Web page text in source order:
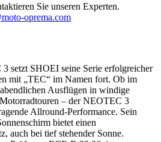
Sie unseren Experten.
oprema.com
setzt SHOEI seine Serie erfolgreicher
mit „TEC“ im Namen fort. Ob im
Ausflügen in windige
– der NEOTEC 3
Allround-Performance. Sein
bietet einen
auch bei tief stehender Sonne.